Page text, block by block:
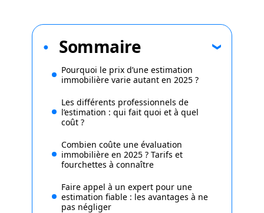
Sommaire
Pourquoi le prix d’une estimation
immobilière varie autant en 2025 ?
Les différents professionnels de
l’estimation : qui fait quoi et à quel
coût ?
Combien coûte une évaluation
immobilière en 2025 ? Tarifs et
fourchettes à connaître
Faire appel à un expert pour une
estimation fiable : les avantages à ne
pas négliger